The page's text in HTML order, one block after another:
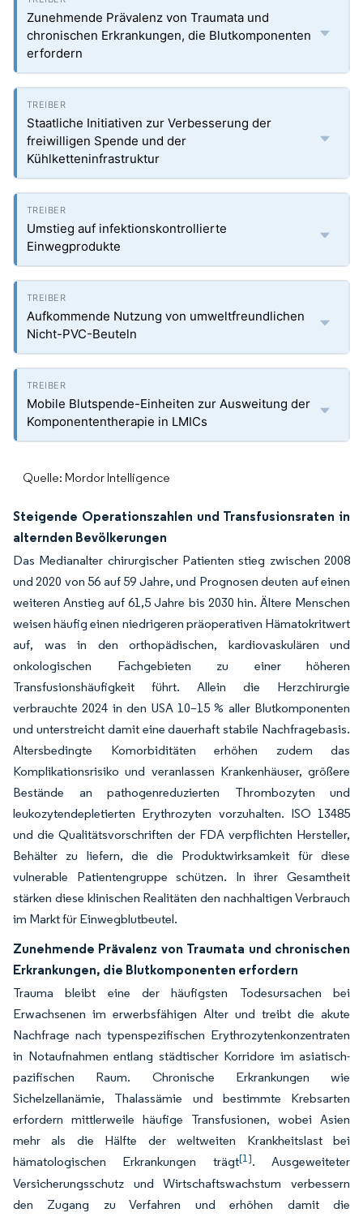
Zunehmende Prävalenz von Traumata und
chronischen Erkrankungen, die Blutkomponenten
erfordern
Staatliche Initiativen zur Verbesserung der
freiwilligen Spende und der
Kühlketteninfrastruktur
Umstieg auf infektionskontrollierte
Einwegprodukte
Aufkommende Nutzung von umweltfreundlichen
Nicht-PVC-Beuteln
Mobile Blutspende-Einheiten zur Ausweitung der
Komponententherapie in LMICs
Quelle: Mordor Intelligence
Steigende Operationszahlen und Transfusionsraten in
alternden Bevölkerungen
Das Medianalter chirurgischer Patienten stieg zwischen 2008
und 2020 von 56 auf 59 Jahre, und Prognosen deuten auf einen
weiteren Anstieg auf 61,5 Jahre bis 2030 hin. Ältere Menschen
weisen häufig einen niedrigeren präoperativen Hämatokritwert
auf, was in den orthopädischen, kardiovaskulären und
onkologischen Fachgebieten zu einer höheren
Transfusionshäufigkeit führt. Allein die Herzchirurgie
verbrauchte 2024 in den USA 10–15 % aller Blutkomponenten
und unterstreicht damit eine dauerhaft stabile Nachfragebasis.
Altersbedingte Komorbiditäten erhöhen zudem das
Komplikationsrisiko und veranlassen Krankenhäuser, größere
Bestände an pathogenreduzierten Thrombozyten und
leukozytendepletierten Erythrozyten vorzuhalten. ISO 13485
und die Qualitätsvorschriften der FDA verpflichten Hersteller,
Behälter zu liefern, die die Produktwirksamkeit für diese
vulnerable Patientengruppe schützen. In ihrer Gesamtheit
stärken diese klinischen Realitäten den nachhaltigen Verbrauch
im Markt für Einwegblutbeutel.
Zunehmende Prävalenz von Traumata und chronischen
Erkrankungen, die Blutkomponenten erfordern
Trauma bleibt eine der häufigsten Todesursachen bei
Erwachsenen im erwerbsfähigen Alter und treibt die akute
Nachfrage nach typenspezifischen Erythrozytenkonzentraten
in Notaufnahmen entlang städtischer Korridore im asiatisch-
pazifischen Raum. Chronische Erkrankungen wie
Sichelzellanämie, Thalassämie und bestimmte Krebsarten
erfordern mittlerweile häufige Transfusionen, wobei Asien
mehr als die Hälfte der weltweiten Krankheitslast bei
hämatologischen Erkrankungen trägt[1]. Ausgeweiteter
Versicherungsschutz und Wirtschaftswachstum verbessern
den Zugang zu Verfahren und erhöhen damit die